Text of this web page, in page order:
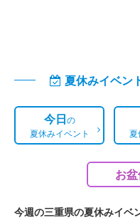
夏休みイベン
今日の
夏休みイベント
夏
お
今週の三重県の夏休みイベ